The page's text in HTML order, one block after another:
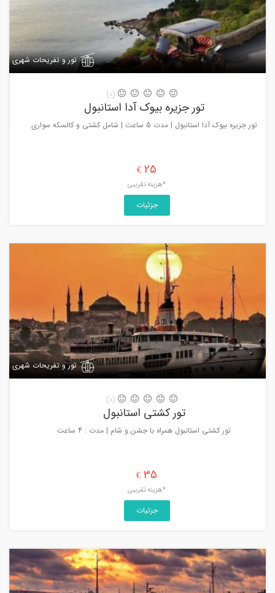
تور و تفریحات شهری
(0)
تور جزیره بیوک آدا استانبول
تور جزیره بیوک آدا استانبول | مدت 5 ساعت | شامل کشتی و کالسکه سواری
25
€
*هزینه تقریبی
جزئیات
تور و تفریحات شهری
(0)
تور کشتی استانبول
تور کشتی استانبول همراه با جشن و شام | مدت : 4 ساعت
35
€
*هزینه تقریبی
جزئیات